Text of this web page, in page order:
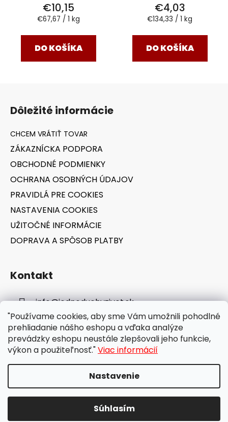
"Používame cookies, aby sme Vám umožnili pohodlné
prehliadanie nášho eshopu a vďaka analýze
prevádzky eshopu neustále zlepšovali jeho funkcie,
výkon a použiteľnosť."Viac informácií
Nastavenie
Súhlasím
€10,15
Jednotková
€67,67 / 1 kg
DO KOŠÍKA
€4,03
Jednotková
€134,33 / 1 kg
DO KOŠÍKA
Dôležité informácie
ZÁKAZNÍCKA PODPORA
OBCHODNÉ PODMIENKY
OCHRANA OSOBNÝCH ÚDAJOV
PRAVIDLÁ PRE COOKIES
NASTAVENIA COOKIES
UŽITOČNÉ INFORMÁCIE
DOPRAVA A SPÔSOB PLATBY
Kontakt
info@jednoduchyzivot.sk
E-shop: 0948 647 767
Vytvoril Shoptet
jednoduchyzivot.sk